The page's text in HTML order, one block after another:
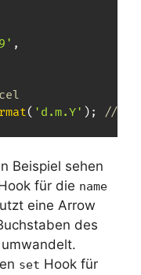
,
( 'd.m.Y' ) ; //
Beispiel sehen
für die name
eine Arrow
des
set Hook für